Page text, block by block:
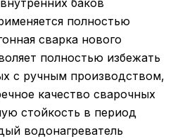
баков
полностью
сварка нового
полностью избежать
с ручным производством,
качество сварочных
стойкость в период
водонагреватель